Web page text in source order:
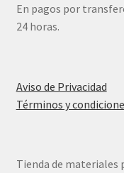
En pagos por
24 horas.
Aviso de Privacidad
Términos y
Tienda de materiales